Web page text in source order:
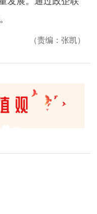
（责编：张凯）